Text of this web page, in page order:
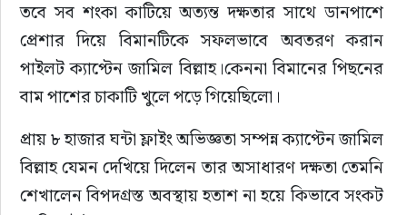
তবে সব শংকা কাটিয়ে অত্যন্ত দক্ষতার সাথে ডানপাশে
প্রেশার দিয়ে বিমানটিকে সফলভাবে অবতরণ করান
পাইলট ক্যাপ্টেন জামিল বিল্লাহ।কেননা বিমানের পিছনের
বাম পাশের চাকাটি খুলে পড়ে গিয়েছিলো।
প্রায় ৮ হাজার ঘন্টা ফ্লাইং অভিজ্ঞতা সম্পন্ন ক্যাপ্টেন জামিল
বিল্লাহ যেমন দেখিয়ে দিলেন তার অসাধারণ দক্ষতা তেমনি
শেখালেন বিপদগ্রস্ত অবস্থায় হতাশ না হয়ে কিভাবে সংকট